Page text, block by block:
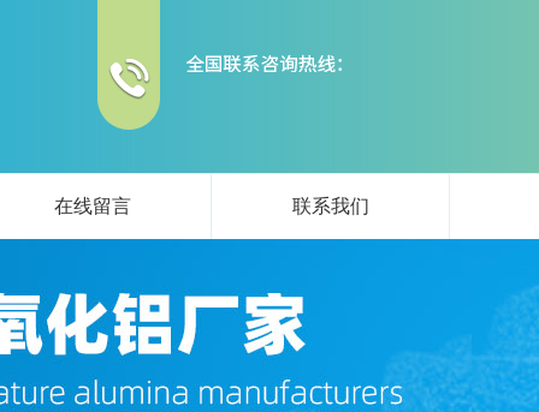
在线留言 联系我们